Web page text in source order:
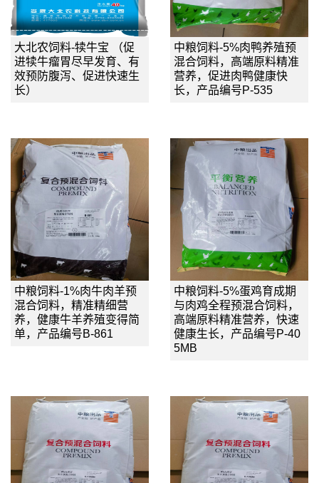
大北农饲料-犊牛宝 （促
进犊牛瘤胃尽早发育、有
效预防腹泻、促进快速生
长）
中粮饲料-5%肉鸭养殖预
混合饲料，高端原料精准
营养，促进肉鸭健康快
长，产品编号P-535
中粮饲料-1%肉牛肉羊预
混合饲料，精准精细营
养，健康牛羊养殖变得简
单，产品编号B-861
中粮饲料-5%蛋鸡育成期
与肉鸡全程预混合饲料，
高端原料精准营养，快速
健康生长，产品编号P-40
5MB